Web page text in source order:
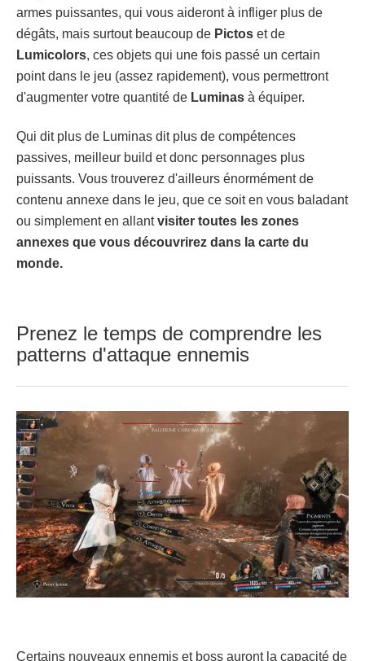
armes puissantes, qui vous aideront à infliger plus de
dégâts, mais surtout beaucoup de Pictos et de
Lumicolors, ces objets qui une fois passé un certain
point dans le jeu (assez rapidement), vous permettront
d'augmenter votre quantité de Luminas à équiper.
Qui dit plus de Luminas dit plus de compétences
passives, meilleur build et donc personnages plus
puissants. Vous trouverez d'ailleurs énormément de
contenu annexe dans le jeu, que ce soit en vous baladant
ou simplement en allantvisiter toutes les zones
annexes que vous découvrirez dans la carte du
monde.
Prenez le temps de comprendre les
patterns d'attaque ennemis
Certains nouveaux ennemis et boss auront la capacité de